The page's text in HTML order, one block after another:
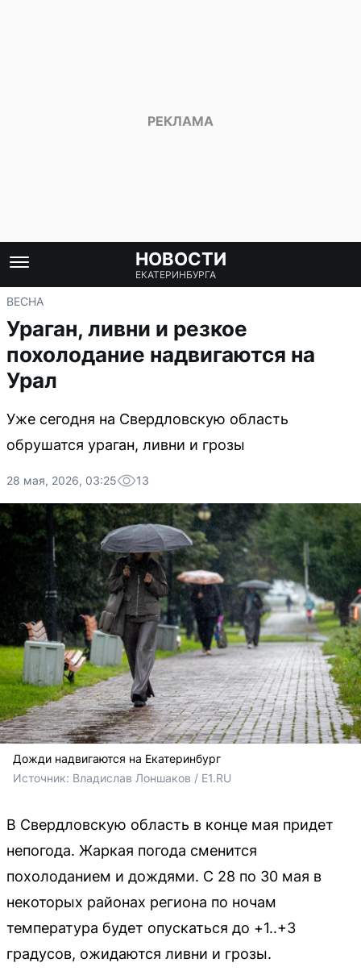
НОВОСТИ
ЕКАТЕРИНБУРГА
ВЕСНА
Ураган, ливни и резкое
похолодание надвигаются на
Урал
Уже сегодня на Свердловскую область
обрушатся ураган, ливни и грозы
28 мая, 2026, 03:25 13
Дожди надвигаются на Екатеринбург
Источник: Владислав Лоншаков / E1.RU
В Свердловскую область в конце мая придет
непогода. Жаркая погода сменится
похолоданием и дождями. С 28 по 30 мая в
некоторых районах региона по ночам
температура будет опускаться до +1..+3
градусов, ожидаются ливни и грозы.